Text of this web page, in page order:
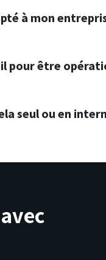
à mon
pour être
seul ou en